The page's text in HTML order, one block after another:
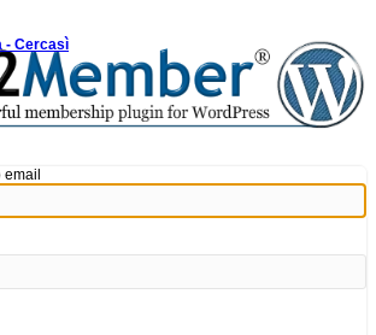
- Cercasì